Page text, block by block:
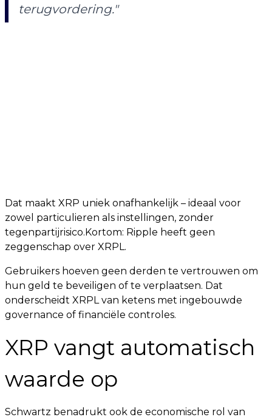
terugvordering."
Dat maakt XRP uniek onafhankelijk – ideaal voor
zowel particulieren als instellingen, zonder
tegenpartijrisico.Kortom: Ripple heeft geen
zeggenschap over XRPL.
Gebruikers hoeven geen derden te vertrouwen om
hun geld te beveiligen of te verplaatsen. Dat
onderscheidt XRPL van ketens met ingebouwde
governance of financiële controles.
XRP vangt automatisch
waarde op
Schwartz benadrukt ook de economische rol van